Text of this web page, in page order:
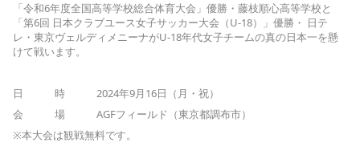
「令和6年度全国高等学校総合体育大会」優勝・藤枝順心高等学校と
「第6回 日本クラブユース女子サッカー大会（U-18）」優勝・ 日テ
レ・東京ヴェルディメニーナがU-18年代女子チームの真の日本一を懸
けて戦います。
日 時 2024年9月16日（月・祝）
会 場 AGFフィールド（東京都調布市）
※本大会は観戦無料です。